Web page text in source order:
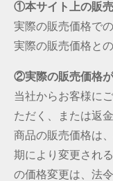
①本サイト上の販
実際の販売価格で
実際の販売価格と
②実際の販売価格
当社からお客様に
ただく、または返
商品の販売価格は
期により変更され
の価格変更は、法